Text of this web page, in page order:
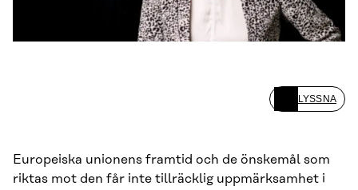
LYSSNA
Europeiska unionens framtid och de önskemål som
riktas mot den får inte tillräcklig uppmärksamhet i